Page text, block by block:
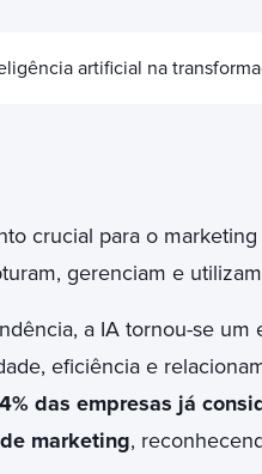
artificial na
crucial para o marketing
gerenciam e
a IA tornou-se
eficiência e
das empresas já
marketing,